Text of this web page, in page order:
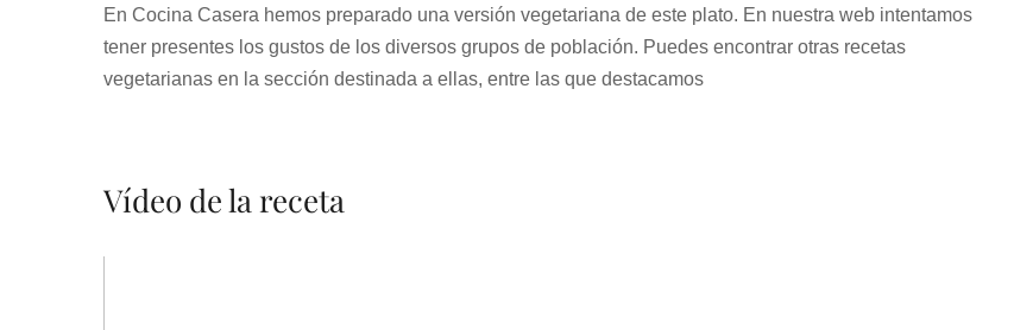
En Cocina Casera hemos preparado una versión vegetariana de este plato. En nuestra web intentamos
tener presentes los gustos de los diversos grupos de población. Puedes encontrar otras recetas
vegetarianas en la sección destinada a ellas, entre las que destacamos
Vídeo de la receta